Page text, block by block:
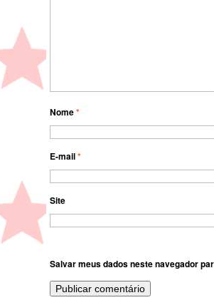
Nome*
E-mail*
Site
Salvar meus dados neste navegador